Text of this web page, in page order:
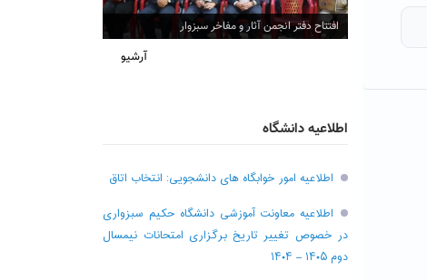
افتتاح دفتر انجمن آثار و مفاخر سبزوار
آرشیو
اطلاعیه دانشگاه
اطلاعیه امور خوابگاه های دانشجویی: انتخاب اتاق
اطلاعیه معاونت آموزشی دانشگاه حکیم سبزواری
در خصوص تغییر تاریخ برگزاری امتحانات نیمسال
دوم ۱۴۰۵ – ۱۴۰۴